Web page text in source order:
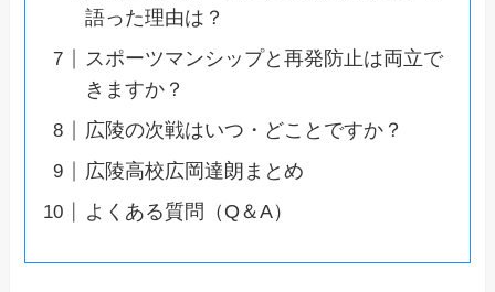
語った理由は？
スポーツマンシップと再発防止は両立で
きますか？
広陵の次戦はいつ・どことですか？
広陵高校広岡達朗まとめ
よくある質問（Q＆A）